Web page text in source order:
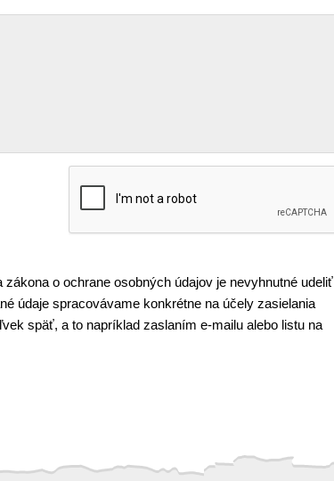
zákona o ochrane osobných údajov je nevyhnutné udeliť
údaje spracovávame konkrétne na účely zasielania
späť, a to napríklad zaslaním e-mailu alebo listu na